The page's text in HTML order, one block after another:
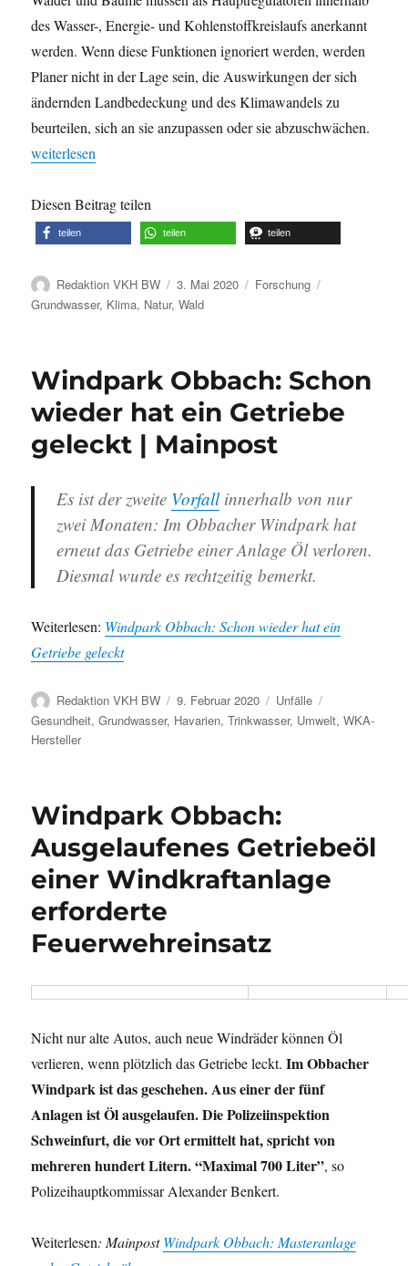
des Wasser-, Energie- und Kohlenstoffkreislaufs anerkannt
werden. Wenn diese Funktionen ignoriert werden, werden
Planer nicht in der Lage sein, die Auswirkungen der sich
ändernden Landbedeckung und des Klimawandels zu
beurteilen, sich an sie anzupassen oder sie abzuschwächen.
„Studie: Bäume, Wälder und Wasser – Kühle Einblicke für eine
weiterlesen
Diesen Beitrag teilen
teilen teilen teilen
Autor
Redaktion VKH BW
Veröffentlicht
am
3. Mai 2020 Kategorien
Forschung
Grundwasser, Klima, Natur,Wald
Windpark Obbach: Schon
wieder hat ein Getriebe
geleckt | Mainpost
Es ist der zweite Vorfallinnerhalb von nur
zwei Monaten: Im Obbacher Windpark hat
erneut das Getriebe einer Anlage Öl verloren.
Diesmal wurde es rechtzeitig bemerkt.
Weiterlesen: Windpark Obbach: Schon wieder hat ein
Getriebe geleckt
Autor
Redaktion VKH BW
Veröffentlicht
am
9. Februar 2020 Kategorien
Unfälle
Gesundheit,Grundwasser, Havarien,Trinkwasser, Umwelt,WKA-
Hersteller
Windpark Obbach:
Ausgelaufenes Getriebeöl
einer Windkraftanlage
erforderte
Feuerwehreinsatz
Nicht nur alte Autos, auch neue Windräder können Öl
verlieren, wenn plötzlich das Getriebe leckt.Im Obbacher
Windpark ist das geschehen. Aus einer der fünf
Anlagen ist Öl ausgelaufen. Die Polizeiinspektion
Schweinfurt, die vor Ort ermittelt hat, spricht von
mehreren hundert Litern. “Maximal 700 Liter”, so
Polizeihauptkommissar Alexander Benkert.
Weiterlesen: MainpostWindpark Obbach: Masteranlage